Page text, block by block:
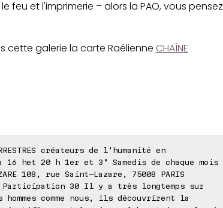
feu et l'imprimerie – alors la PAO, vous pensez
cette galerie la carte Raélienne CHAÎNE
créateurs de l'humanité en
à 16 het 20 h 1er et 3ª Samedis de chaque mois
108, rue Saint-Lazare, 75008 PARIS
Participation 30 Il y a très longtemps sur
comme nous, ils découvrirent la